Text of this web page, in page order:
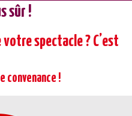
sûr !
spectacle ? C’est
convenance !